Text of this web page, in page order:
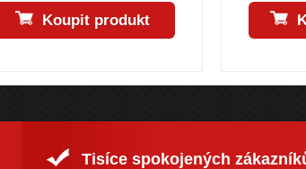
Koupit produkt
Tisíce spokojených